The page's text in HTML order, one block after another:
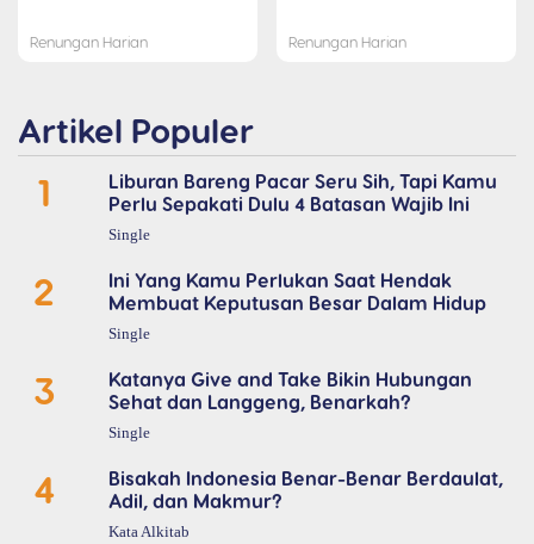
Renungan Harian Renungan Harian
Artikel Populer
1
Liburan Bareng Pacar Seru Sih, Tapi Kamu
Perlu Sepakati Dulu 4 Batasan Wajib Ini
Single
2
Ini Yang Kamu Perlukan Saat Hendak
Membuat Keputusan Besar Dalam Hidup
Single
3
Katanya Give and Take Bikin Hubungan
Sehat dan Langgeng, Benarkah?
Single
4
Bisakah Indonesia Benar-Benar Berdaulat,
Adil, dan Makmur?
Kata Alkitab